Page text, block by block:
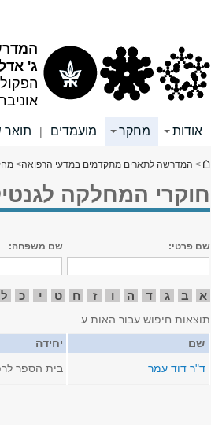
ג'
אודות מחקר מועמדים | תואר
הינך נמצא כאן
> המדרשה לתארים מתקדמים במדעי הרפואה>
חוקרי המחלקה
שם פרטי: שם משפחה:
א ב ג ד ה ו ז ח ט י כ ל
תוצאות חיפוש עבור האות ע
שם
יחידה
ד"ר דוד עמר
בית הספר